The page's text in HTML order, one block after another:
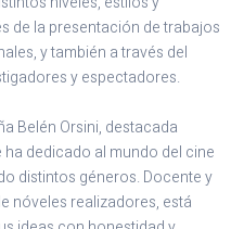
de la presentación de trabajos
y también a través del
y espectadores.
Belén Orsini, destacada
dedicado al mundo del cine
distintos géneros. Docente y
nóveles realizadores, está